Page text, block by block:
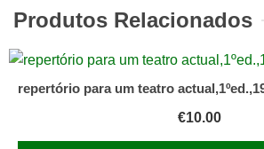
Atual,
10
Produtos Relacionados
repertório para um teatro
€10.00